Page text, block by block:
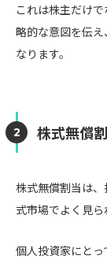
これは株主だけ
略的な意図を伝
なります。
株式無償
株式無償割当は
式市場でよく見ら
個人投資家にと